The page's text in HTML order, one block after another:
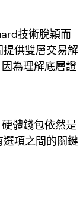
技術脫穎而
供雙層交易解
為理解底層證
體錢包依然是
項之間的關鍵